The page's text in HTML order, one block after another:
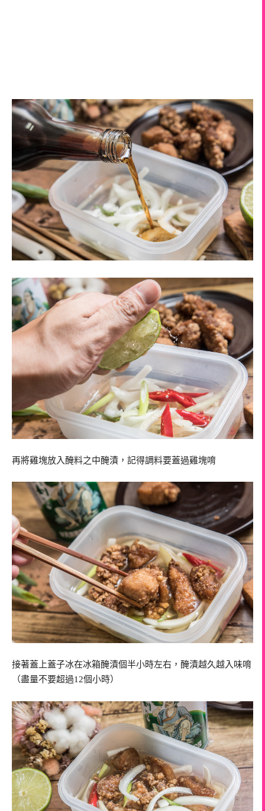
再將雞塊放入醃料之中醃漬，記得調料要蓋過雞塊唷
接著蓋上蓋子冰在冰箱醃漬個半小時左右，醃漬越久越入味唷
（盡量不要超過12個小時）